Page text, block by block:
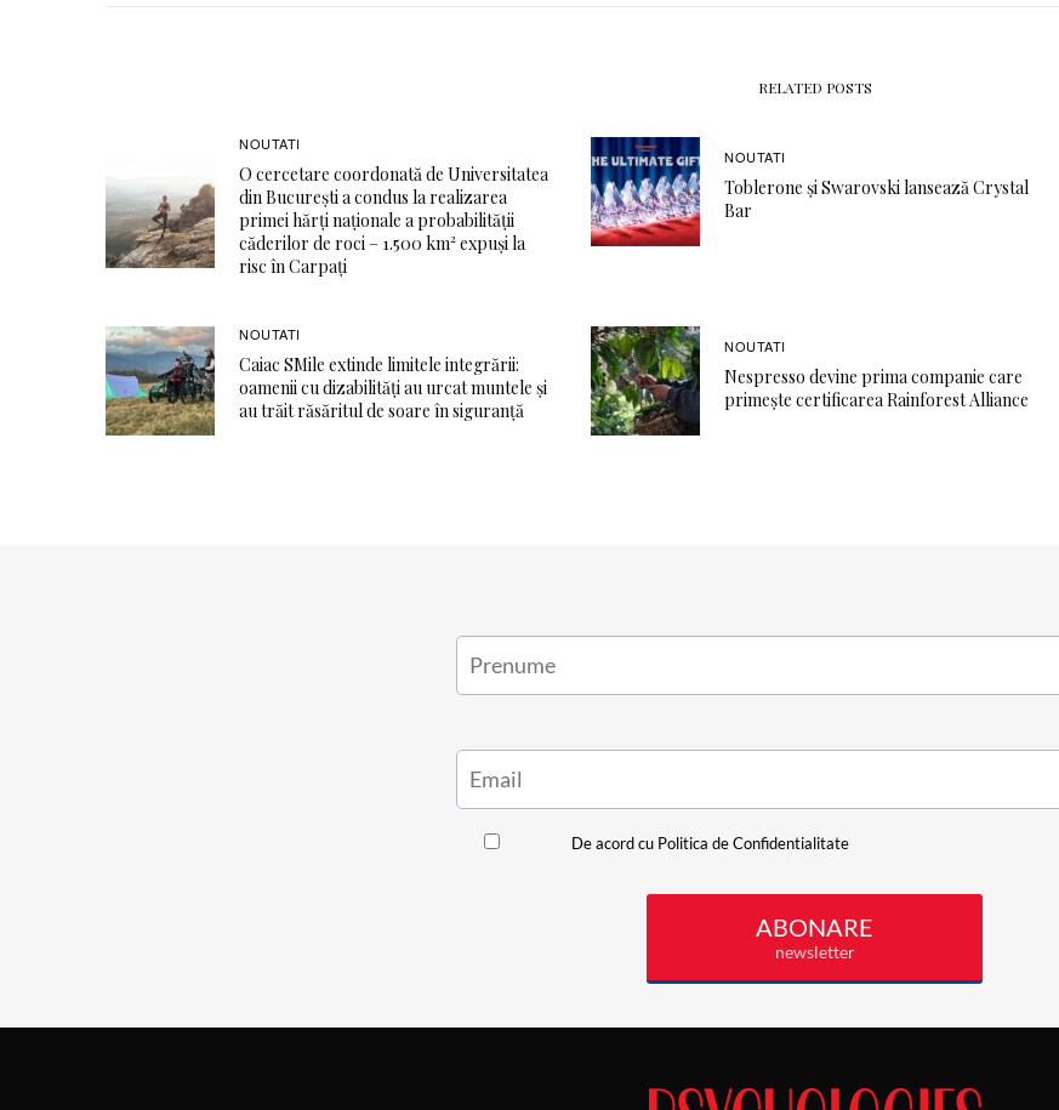
RELATED POSTS
NOUTATI
O cercetare coordonată de Universitatea
din București a condus la realizarea
primei hărți naționale a probabilității
căderilor de roci – 1.500 km² expuși la
risc în Carpați
NOUTATI
Toblerone și Swarovski lansează Crystal
Bar
NOUTATI
Caiac SMile extinde limitele integrării:
oamenii cu dizabilități au urcat muntele și
au trăit răsăritul de soare în siguranță
NOUTATI
Nespresso devine prima companie care
primește certificarea Rainforest Alliance